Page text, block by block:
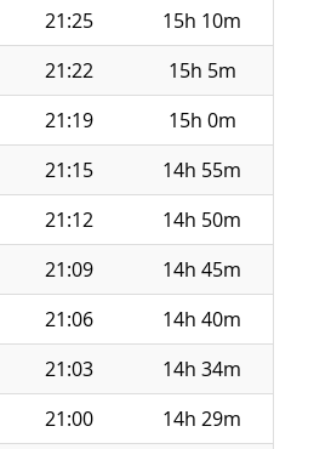
21:25
15h 10m
21:22
15h 5m
21:19
15h 0m
21:15
14h 55m
21:12
14h 50m
21:09
14h 45m
21:06
14h 40m
21:03
14h 34m
21:00 14h 29m